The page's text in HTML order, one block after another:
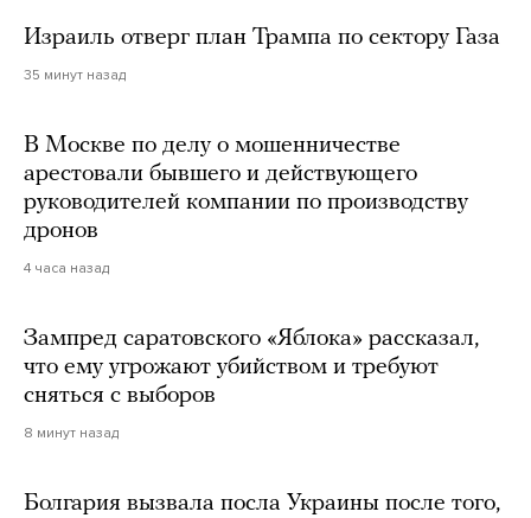
Израиль отверг план Трампа по сектору Газа
35 минут назад
В Москве по делу о мошенничестве
арестовали бывшего и действующего
руководителей компании по производству
дронов
4 часа назад
Зампред саратовского «Яблока» рассказал,
что ему угрожают убийством и требуют
сняться с выборов
8 минут назад
Болгария вызвала посла Украины после того,